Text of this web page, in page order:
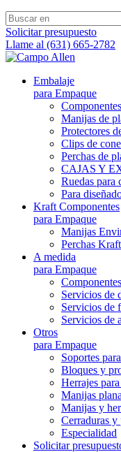
Solicitar presupuesto
Llame al (631) 665-2782
Embalaje
para Empaque
Manijas de
Protectores
Clips de
Perchas de
CAJAS Y
Ruedas para
Para
Kraft Componentes
para Empaque
Manijas
Perchas Kraft
A medida
para Empaque
Servicios de
Servicios de
Servicios de
Otros
para Empaque
Soportes
Bloques y
Herrajes
Manijas
Manijas y
Cerraduras y
Especialidad
Solicitar